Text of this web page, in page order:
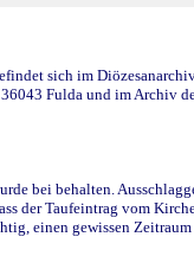
sich im
Fulda und im Archiv
bei behalten.
der Taufeintrag vom
einen gewissen